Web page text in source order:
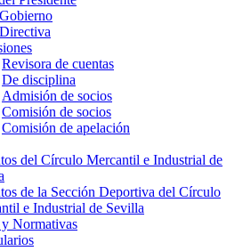
Revisora de cuentas
De disciplina
Admisión de socios
Comisión de socios
Comisión de apelación
del Círculo Mercantil e Industrial de
de la Sección Deportiva del Círculo
e Industrial de Sevilla
Normativas